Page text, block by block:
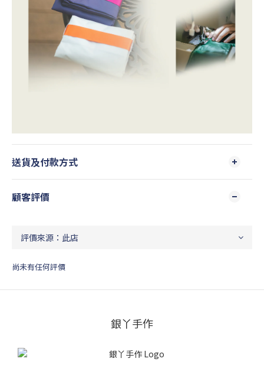
送貨及付款方式
顧客評價
尚未有任何評價
銀丫手作